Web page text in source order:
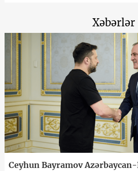
Xəbərlər
Ceyhun Bayramov